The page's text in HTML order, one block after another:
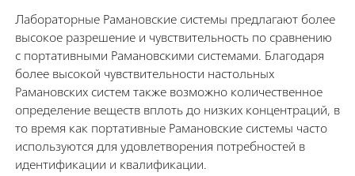
Лабораторные Рамановские системы предлагают более
высокое разрешение и чувствительность по сравнению
с портативными Рамановскими системами. Благодаря
более высокой чувствительности настольных
Рамановских систем также возможно количественное
определение веществ вплоть до низких концентраций, в
то время как портативные Рамановские системы часто
используются для удовлетворения потребностей в
идентификации и квалификации.